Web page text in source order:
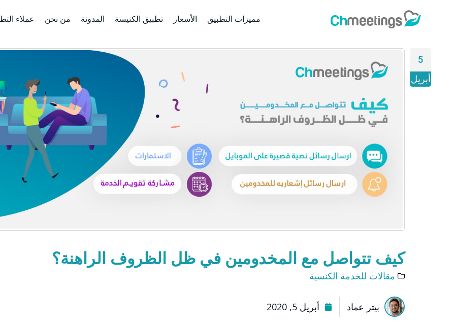
مميزات التطبيق الأسعار تطبيق الكنيسة المدونة من نحن عملاء
5
أبريل
كيف تتواصل مع المخدومين في ظل الظروف الراهنة؟
مقالات للخدمة الكنسية
بيتر عماد أبريل 5, 2020